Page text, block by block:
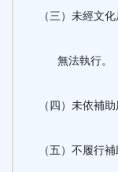
（三）未經文化
無法執行。
（四）未依補助
（五）不履行補